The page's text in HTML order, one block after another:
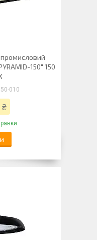
промисловий
150" 150
010
₴